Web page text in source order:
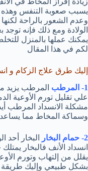
يسبب صعوبة التنفس
وعدم الشعور بالراحة
الولادة ومع ذلك فإنه
يمكنك عملها بالمنزل
لكم في هذا المقال
إليك طرق علاج الزكام و
1- المرطب
المرطب يزيد
علي تقليل تورم الأوعية
مشكلة الانسداد المرطب
وسماكة المخاط مما
2- حمام البخار
البخار
انسداد الأنف فالبخار
يقلل من إلتهاب وتورم
بشكل طبيعي وإليك طريقة